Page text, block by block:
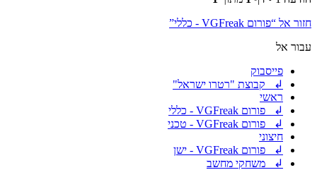
חזור אל “פורום VGFreak - כללי”
עבור אל
פייסבוק
↲ קבוצת "רטרו ישראל"
ראשי
↲ פורום VGFreak - כללי
↲ פורום VGFreak - טכני
חיצוני
↲ פורום VGFreak - ישן
↲ משחקי מחשב